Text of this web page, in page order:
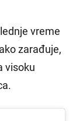
vreme
zarađuje,
visoku